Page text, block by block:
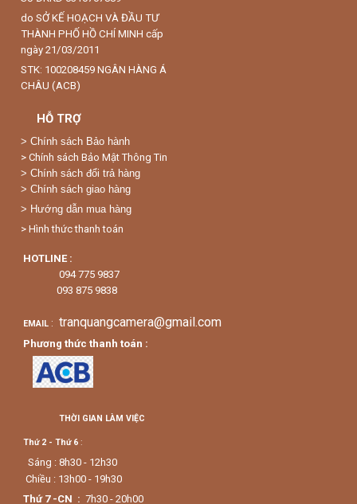
do SỞ KẾ HOẠCH VÀ ĐẦU TƯ
THÀNH PHỐ HỒ CHÍ MINH cấp
ngày 21/03/2011
STK: 100208459 NGÂN HÀNG Á
CHÂU (ACB)
HỖ TRỢ
> Chính sách Bảo hành
> Chính sách Bảo Mật Thông Tin
> Chính sách đổi trả hàng
> Chính sách giao hàng
> Hướng dẫn mua hàng
> Hình thức thanh toán
HOTLINE :
094 775 9837
093 875 9838
EMAIL : tranquangcamera@gmail.com
Phương thức thanh toán :
THỜI GIAN LÀM VIỆC
Thứ 2 - Thứ 6 :
Sáng : 8h30 - 12h30
Chiều : 13h00 - 19h30
Thứ 7 -CN : 7h30 - 20h00